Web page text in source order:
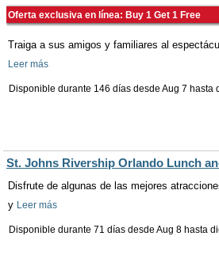
Oferta exclusiva en línea: Buy 1 Get 1 Free
Traiga a sus amigos y familiares al
Leer más
Disponible durante 146 días desde Aug 7 hasta
St. Johns Rivership Orlando Lunch
Disfrute de algunas de las mejores
y Leer más
Disponible durante 71 días desde Aug 8 hasta